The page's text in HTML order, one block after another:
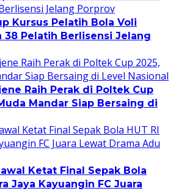
Kursus Pelatih Bola Voli
38 Pelatih Berlisensi Jelang
Raih Perak di Poltek Cup
Mandar Siap Bersaing di
Ketat Final Sepak Bola
Jaya Kayuangin FC Juara